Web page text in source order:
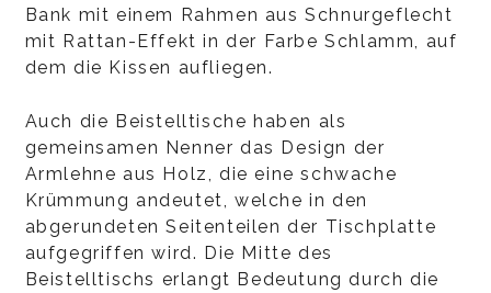
Bank mit einem Rahmen aus Schnurgeflecht
mit Rattan-Effekt in der Farbe Schlamm, auf
dem die Kissen aufliegen.
Auch die Beistelltische haben als
gemeinsamen Nenner das Design der
Armlehne aus Holz, die eine schwache
Krümmung andeutet, welche in den
abgerundeten Seitenteilen der Tischplatte
aufgegriffen wird. Die Mitte des
Beistelltischs erlangt Bedeutung durch die